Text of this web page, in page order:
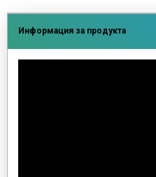
Информация за продукта